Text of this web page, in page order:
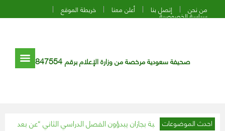
من نحن إتصل بنا أعلن معنا خريطة الموقع
سياسة الخصوصية
صحيفة سعودية مرخصة من وزارة الإعلام برقم 847554
احدث الموضوعات